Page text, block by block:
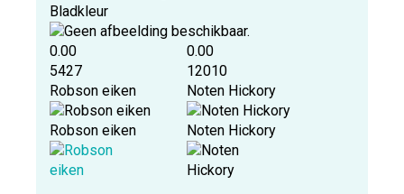
Bladkleur
0.00
5427
Robson eiken
Robson eiken
0.00
12010
Noten Hickory
Noten Hickory